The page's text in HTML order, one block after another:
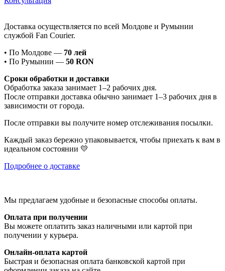
Доставка осуществляется по всей Молдове и Румынии
службой Fan Courier.
• По Молдове — 70 лей
• По Румынии — 50 RON
Сроки обработки и доставки
Обработка заказа занимает 1–2 рабочих дня.
После отправки доставка обычно занимает 1–3 рабочих дня в
зависимости от города.
После отправки вы получите номер отслеживания посылки.
Каждый заказ бережно упаковывается, чтобы приехать к вам в
идеальном состоянии 💛
Подробнее о доставке
Мы предлагаем удобные и безопасные способы оплаты.
Оплата при получении
Вы можете оплатить заказ наличными или картой при
получении у курьера.
Онлайн-оплата картой
Быстрая и безопасная оплата банковской картой при